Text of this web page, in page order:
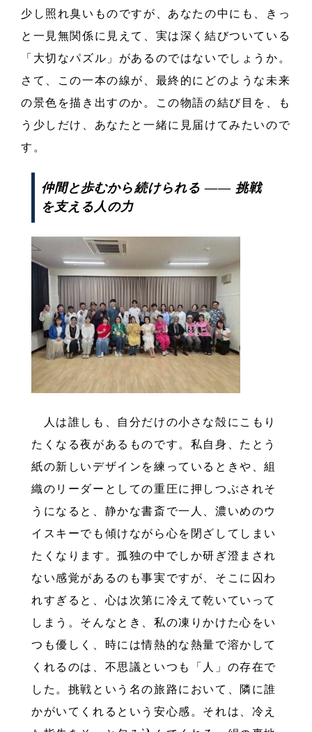
少し照れ臭いものですが、あなたの中にも、きっ
と一見無関係に見えて、実は深く結びついている
「大切なパズル」があるのではないでしょうか。
さて、この一本の線が、最終的にどのような未来
の景色を描き出すのか。この物語の結び目を、も
う少しだけ、あなたと一緒に見届けてみたいので
す。
仲間と歩むから続けられる ―― 挑戦
を支える人の力
人は誰しも、自分だけの小さな殻にこもり
たくなる夜があるものです。私自身、たとう
紙の新しいデザインを練っているときや、組
織のリーダーとしての重圧に押しつぶされそ
うになると、静かな書斎で一人、濃いめのウ
イスキーでも傾けながら心を閉ざしてしまい
たくなります。孤独の中でしか研ぎ澄まされ
ない感覚があるのも事実ですが、そこに囚わ
れすぎると、心は次第に冷えて乾いていって
しまう。そんなとき、私の凍りかけた心をい
つも優しく、時には情熱的な熱量で溶かして
くれるのは、不思議といつも「人」の存在で
した。挑戦という名の旅路において、隣に誰
かがいてくれるという安心感。それは、冷え